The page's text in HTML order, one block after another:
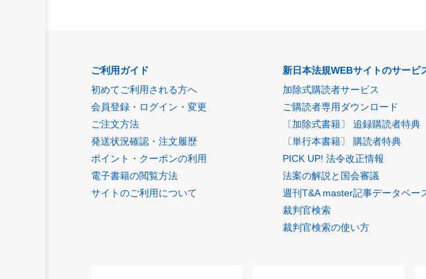
ご利用ガイド
初めてご利用される方へ
会員登録・ログイン・変更
ご注文方法
発送状況確認・注文履歴
ポイント・クーポンの利用
電子書籍の閲覧方法
サイトのご利用について
新日本法規WEBサイトのサービ
加除式購読者サービス
ご購読者専用ダウンロード
〔加除式書籍〕 追録購読者特典
〔単行本書籍〕 購読者特典
PICK UP! 法令改正情報
法案の解説と国会審議
週刊T&A master記事データベー
裁判官検索
裁判官検索の使い方